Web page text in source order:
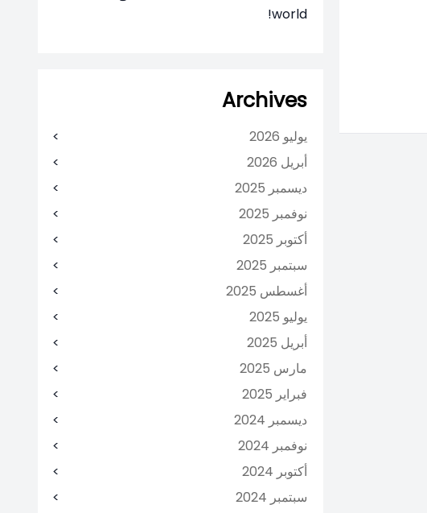
world!
Archives
يوليو 2026
أبريل 2026
ديسمبر 2025
نوفمبر 2025
أكتوبر 2025
سبتمبر 2025
أغسطس 2025
يوليو 2025
أبريل 2025
مارس 2025
فبراير 2025
ديسمبر 2024
نوفمبر 2024
أكتوبر 2024
سبتمبر 2024